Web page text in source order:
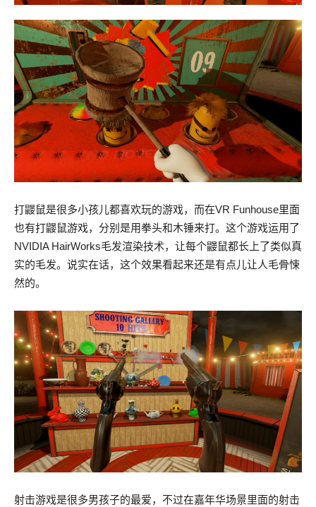
打鼹鼠是很多小孩儿都喜欢玩的游戏，而在VR Funhouse里面
也有打鼹鼠游戏，分别是用拳头和木锤来打。这个游戏运用了
NVIDIA HairWorks毛发渲染技术，让每个鼹鼠都长上了类似真
实的毛发。说实在话，这个效果看起来还是有点儿让人毛骨悚
然的。
射击游戏是很多男孩子的最爱，不过在嘉年华场景里面的射击